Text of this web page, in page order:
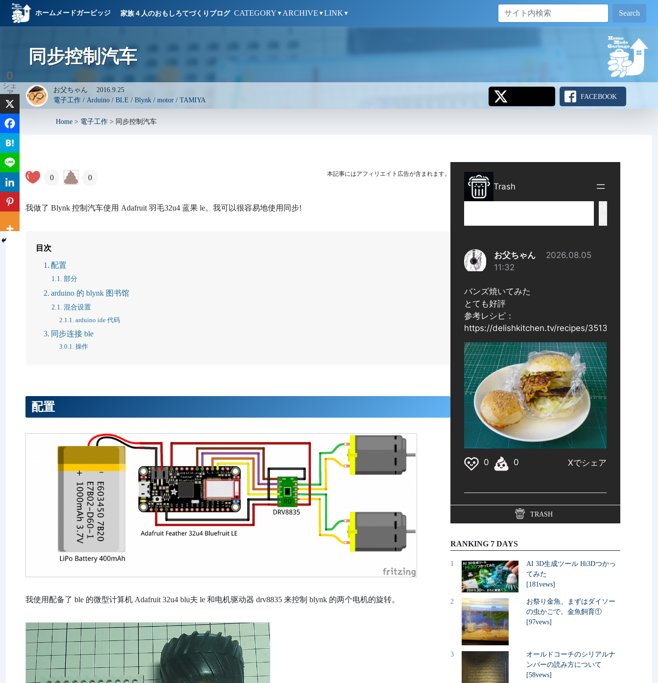
ホームメードガービッジ 家族４人のおもしろてづくりブログ CATEGORY ▼ ARCHIVE ▼LINK ▼ Search
同步控制汽车
お父ちゃん 2016.9.25
電子工作/ Arduino/ BLE / Blynk/ motor/ TAMIYA FACEBOOK
Home > 電子工作 > 同步控制汽车
本記事にはアフィリエイト広告が含まれます。
0 0
我做了 Blynk 控制汽车使用 Adafruit 羽毛32u4 蓝果 le。我可以很容易地使用同步!
目次
配置
部分
arduino 的 blynk 图书馆
混合设置
arduino ide 代码
同步连接 ble
操作
配置
我使用配备了 ble 的微型计算机 Adafruit 32u4 blu夫 le 和电机驱动器 drv8835 来控制 blynk 的两个电机的旋转。
0
シェ
ア
TRASH
RANKING 7 DAYS
1
AI 3D生成ツール Hi3Dつかっ
てみた
[181vews]
2
お祭り金魚、まずはダイソー
の虫かごで。金魚飼育①
[97vews]
3
オールドコーチのシリアルナ
ンバーの読み方について
[58vews]